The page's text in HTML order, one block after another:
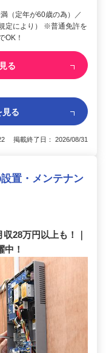
（定年が60歳の為）／
定により） ※普通免許を
OK！
る
見る
掲載終了日： 2026/08/31
置・メンテナン
28万円以上も！｜
！